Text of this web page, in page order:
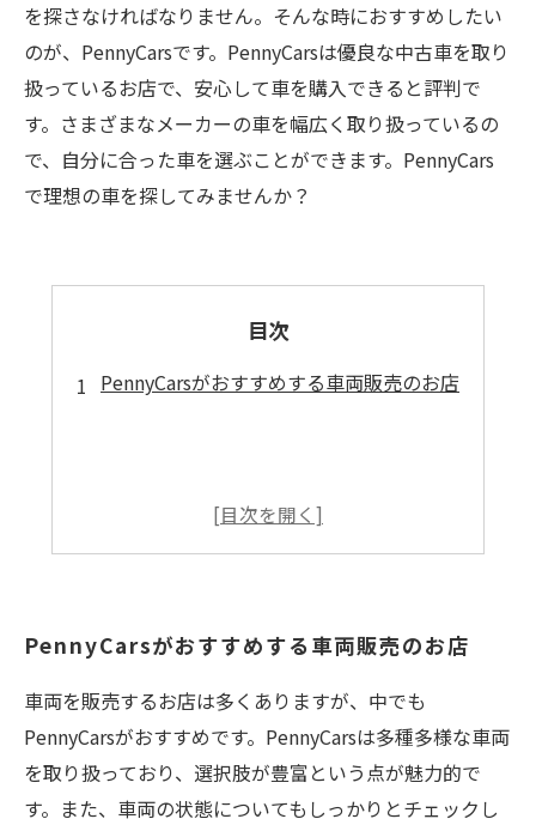
を探さなければなりません。そんな時におすすめしたい
のが、PennyCarsです。PennyCarsは優良な中古車を取り
扱っているお店で、安心して車を購入できると評判で
す。さまざまなメーカーの車を幅広く取り扱っているの
で、自分に合った車を選ぶことができます。PennyCars
で理想の車を探してみませんか？
目次
PennyCarsがおすすめする車両販売のお店
PennyCarsがおすすめする車両販売のお店
車両を販売するお店は多くありますが、中でも
PennyCarsがおすすめです。PennyCarsは多種多様な車両
を取り扱っており、選択肢が豊富という点が魅力的で
す。また、車両の状態についてもしっかりとチェックし